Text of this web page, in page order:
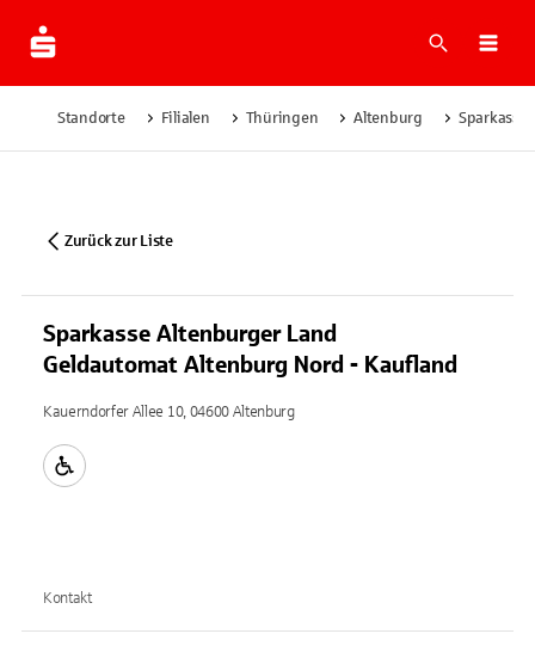
Suche
Standorte Filialen Thüringen Altenburg Sparkasse
Zurück zur Liste
Sparkasse Altenburger Land
Geldautomat Altenburg Nord - Kaufland
Kauerndorfer Allee 10, 04600 Altenburg
Kontakt